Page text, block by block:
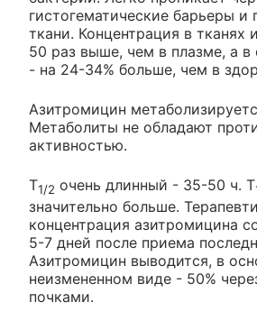
гистогематические барьеры и
ткани. Концентрация в тканях
50 раз выше, чем в плазме, а в
- на 24-34% больше, чем в
Азитромицин
Метаболиты не обладают
активностью.
T1/2 очень длинный - 35-50 ч. T
значительно больше.
концентрация азитромицина
5-7 дней после приема
Азитромицин выводится, в
неизмененном виде - 50%
почками.